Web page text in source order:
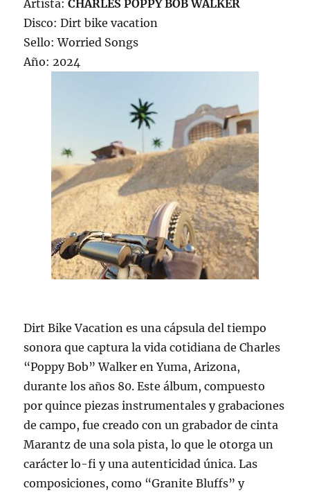
Artista:CHARLES POPPY BOB WALKER
Disco: Dirt bike vacation
Sello: Worried Songs
Año: 2024
Dirt Bike Vacation es una cápsula del tiempo
sonora que captura la vida cotidiana de Charles
“Poppy Bob” Walker en Yuma, Arizona,
durante los años 80. Este álbum, compuesto
por quince piezas instrumentales y grabaciones
de campo, fue creado con un grabador de cinta
Marantz de una sola pista, lo que le otorga un
carácter lo-fi y una autenticidad única. Las
composiciones, como “Granite Bluffs” y